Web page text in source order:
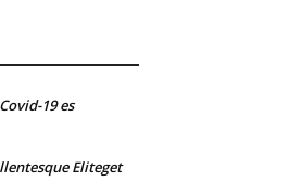
19 es
Eliteget